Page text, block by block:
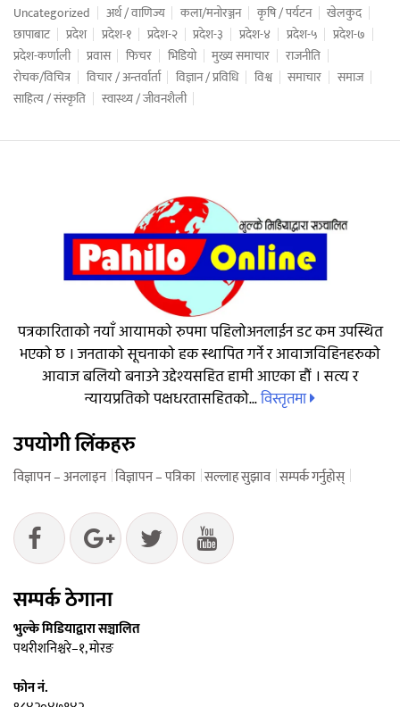
Uncategorized अर्थ / वाणिज्य कला/मनोरञ्जन कृषि / पर्यटन
खेलकुद
छापाबाट
प्रदेश प्रदेश-१ प्रदेश-२ प्रदेश-३ प्रदेश-४ प्रदेश-५
प्रदेश-७
प्रदेश-कर्णाली
प्रवास फिचर भिडियो मुख्य समाचार
राजनीति
रोचक/विचित्र
विचार / अन्तर्वार्ता विज्ञान / प्रविधि विश्व समाचार
समाज
साहित्य / संस्कृति
स्वास्थ्य / जीवनशैली
पत्रकारिताको नयाँ आयामको रुपमा पहिलोअनलाईन डट कम उपस्थित
भएको छ । जनताको सूचनाको हक स्थापित गर्ने र आवाजविहिनहरुको
आवाज बलियो बनाउने उद्देश्यसहित हामी आएका हौं । सत्य र
न्यायप्रतिको पक्षधरतासहितको...विस्तृतमा
उपयोगी लिंकहरु
विज्ञापन – अनलाइन विज्ञापन – पत्रिका सल्लाह सुझाव सम्पर्क गर्नुहोस्
सम्पर्क ठेगाना
भुल्के मिडियाद्वारा सञ्चालित
पथरीशनिश्चरे–१, मोरङ
फोन नं.